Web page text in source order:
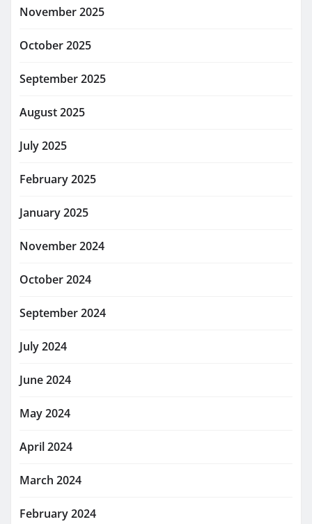
November 2025
October 2025
September 2025
August 2025
July 2025
February 2025
January 2025
November 2024
October 2024
September 2024
July 2024
June 2024
May 2024
April 2024
March 2024
February 2024